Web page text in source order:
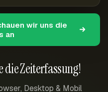
die Zeiterfassung!
Desktop & Mobil
wir uns die
an